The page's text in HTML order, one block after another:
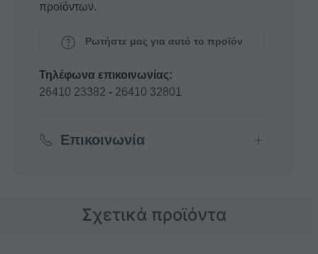
προϊόντων.
Ρωτήστε μας για αυτό το προϊόν
Τηλέφωνα επικοινωνίας:
26410 23382 - 26410 32801
Επικοινωνία
Σχετικά προϊόντα